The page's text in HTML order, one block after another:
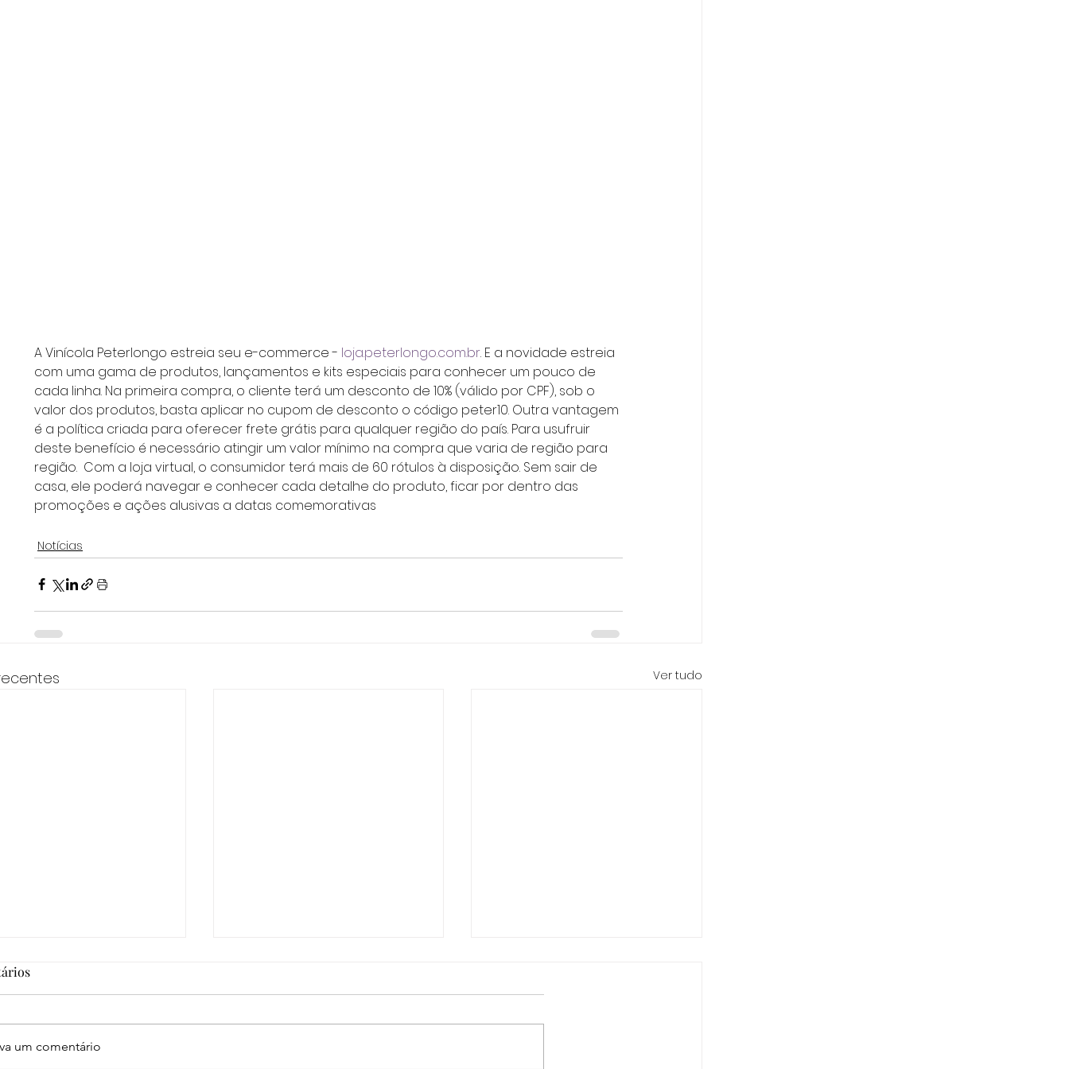
A Vinícola Peterlongo estreia seu e-commerce - loja.peterlongo.com.br. E a novidade estreia
com uma gama de produtos, lançamentos e kits especiais para conhecer um pouco de
cada linha. Na primeira compra, o cliente terá um desconto de 10% (válido por CPF), sob o
valor dos produtos, basta aplicar no cupom de desconto o código peter10. Outra vantagem
é a política criada para oferecer frete grátis para qualquer região do país. Para usufruir
deste benefício é necessário atingir um valor mínimo na compra que varia de região para
região.  Com a loja virtual, o consumidor terá mais de 60 rótulos à disposição. Sem sair de
casa, ele poderá navegar e conhecer cada detalhe do produto, ficar por dentro das
promoções e ações alusivas a datas comemorativas
Notícias
Ver tudo
um comentário